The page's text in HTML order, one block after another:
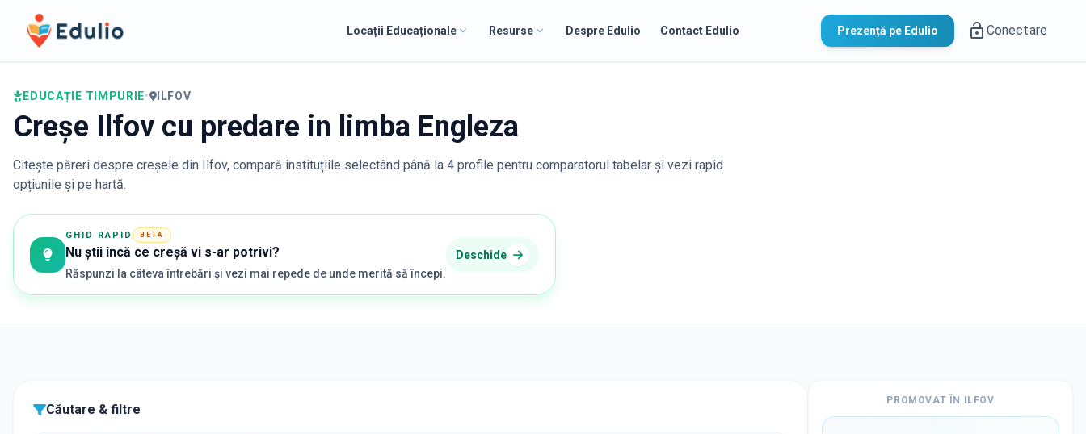
Edulio
Locații Educaționale Resurse Despre Edulio Contact Edulio Prezență pe Edulio Conectare
EDUCAȚIE TIMPURIE• ILFOV
Creșe Ilfov cu predare in limba Engleza
Citește păreri despre creșele din Ilfov, compară instituțiile selectând până la 4 profile pentru comparatorul tabelar și vezi rapid
opțiunile și pe hartă.
GHID RAPID BETA
Nu știi încă ce creșă vi s-ar potrivi?
Răspunzi la câteva întrebări și vezi mai repede de unde merită să începi.
Deschide
Căutare & filtre
PROMOVAT ÎN ILFOV